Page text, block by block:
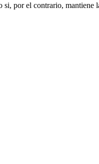
por el contrario,